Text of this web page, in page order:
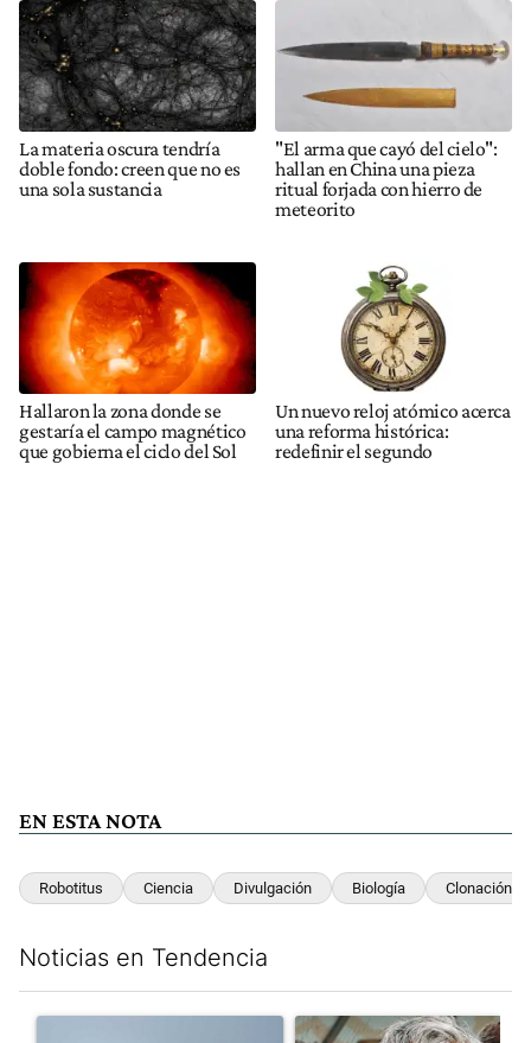
La materia oscura tendría
doble fondo: creen que no es
una sola sustancia
"El arma que cayó del cielo":
hallan en China una pieza
ritual forjada con hierro de
meteorito
Hallaron la zona donde se
gestaría el campo magnético
que gobierna el ciclo del Sol
Un nuevo reloj atómico acerca
una reforma histórica:
redefinir el segundo
EN ESTA NOTA
Robotitus Ciencia Divulgación Biología Clonación
Noticias en Tendencia
Un artículo de tendencia con el título "Los aviones F 16
Un artículo de tendencia con